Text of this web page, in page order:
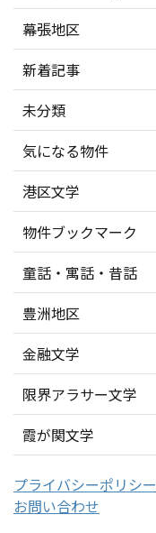
幕張地区
新着記事
未分類
気になる物件
港区文学
物件ブックマーク
童話・寓話・昔話
豊洲地区
金融文学
限界アラサー文学
霞が関文学
プライバシーポリシー
お問い合わせ